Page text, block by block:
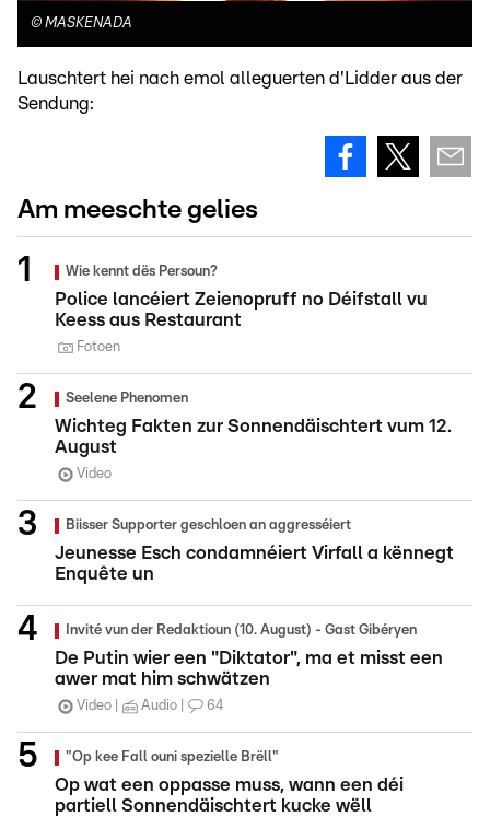
© MASKENADA
Lauschtert hei nach emol alleguerten d'Lidder aus der
Sendung:
Am meeschte gelies
Wie kennt dës Persoun?
Police lancéiert Zeienopruff no Déifstall vu
Keess aus Restaurant
Fotoen
Seelene Phenomen
Wichteg Fakten zur Sonnendäischtert vum 12.
August
Video
Biisser Supporter geschloen an aggresséiert
Jeunesse Esch condamnéiert Virfall a kënnegt
Enquête un
Invité vun der Redaktioun (10. August) - Gast Gibéryen
De Putin wier een "Diktator", ma et misst een
awer mat him schwätzen
Video Audio 64
"Op kee Fall ouni spezielle Brëll"
Op wat een oppasse muss, wann een déi
partiell Sonnendäischtert kucke wëll